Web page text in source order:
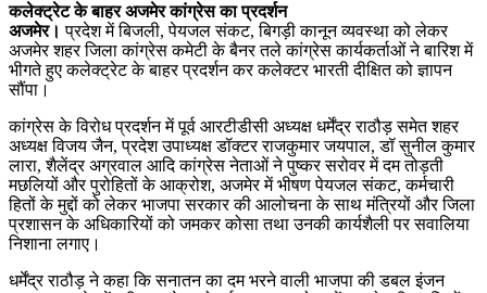
कलेक्ट्रेट के बाहर अजमेर कांग्रेस का प्रदर्शन
अजमेर। प्रदेश में बिजली, पेयजल संकट, बिगड़ी कानून व्यवस्था को लेकर
अजमेर शहर जिला कांग्रेस कमेटी के बैनर तले कांग्रेस कार्यकर्ताओं ने बारिश में
भीगते हुए कलेक्ट्रेट के बाहर प्रदर्शन कर कलेक्टर भारती दीक्षित को ज्ञापन
सौंपा।
कांग्रेस के विरोध प्रदर्शन में पूर्व आरटीडीसी अध्यक्ष धर्मेंद्र राठौड़ समेत शहर
अध्यक्ष विजय जैन, प्रदेश उपाध्यक्ष डॉक्टर राजकुमार जयपाल, डॉ सुनील कुमार
लारा, शैलेंद्र अग्रवाल आदि कांग्रेस नेताओं ने पुष्कर सरोवर में दम तोड़ती
मछलियों और पुरोहितों के आक्रोश, अजमेर में भीषण पेयजल संकट, कर्मचारी
हितों के मुद्दों को लेकर भाजपा सरकार की आलोचना के साथ मंत्रियों और जिला
प्रशासन के अधिकारियों को जमकर कोसा तथा उनकी कार्यशैली पर सवालिया
निशाना लगाए।
धर्मेंद्र राठौड़ ने कहा कि सनातन का दम भरने वाली भाजपा की डबल इंजन